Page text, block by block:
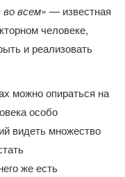
всем» — известная
человеке,
и реализовать
можно опираться на
особо
видеть множество
же есть